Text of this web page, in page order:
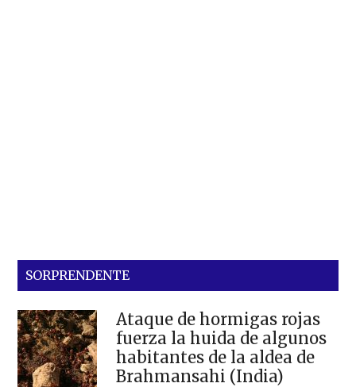
SORPRENDENTE
Ataque de hormigas rojas
fuerza la huida de algunos
habitantes de la aldea de
Brahmansahi (India)